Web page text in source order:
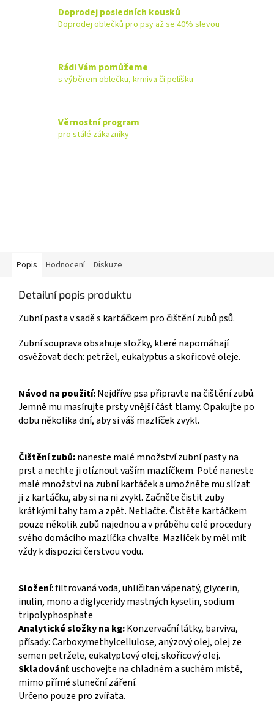
Doprodej posledních kousků
Doprodej oblečků pro psy až se 40% slevou
Rádi Vám pomůžeme
s výběrem oblečku, krmiva či pelíšku
Věrnostní program
pro stálé zákazníky
Popis Hodnocení Diskuze
Detailní popis produktu
Zubní pasta v sadě s kartáčkem pro čištění zubů psů.
Zubní souprava obsahuje složky, které napomáhají
osvěžovat dech: petržel, eukalyptus a skořicové oleje.
Návod na použití:Nejdříve psa připravte na čištění zubů.
Jemně mu masírujte prsty vnější část tlamy. Opakujte po
dobu několika dní, aby si váš mazlíček zvykl.
Čištění zubů:naneste malé množství zubní pasty na
prst a nechte ji olíznout vaším mazlíčkem. Poté naneste
malé množství na zubní kartáček a umožněte mu slízat
ji z kartáčku, aby si na ni zvykl. Začněte čistit zuby
krátkými tahy tam a zpět. Netlačte. Čistěte kartáčkem
pouze několik zubů najednou a v průběhu celé procedury
svého domácího mazlíčka chvalte. Mazlíček by měl mít
vždy k dispozici čerstvou vodu.
Složení: filtrovaná voda, uhličitan vápenatý, glycerin,
inulin, mono a diglyceridy mastných kyselin, sodium
tripolyphosphate
Analytické složky na kg:Konzervační látky, barviva,
přísady: Carboxymethylcellulose, anýzový olej, olej ze
semen petržele, eukalyptový olej, skořicový olej.
Skladování: uschovejte na chladném a suchém místě,
mimo přímé sluneční záření.
Určeno pouze pro zvířata.